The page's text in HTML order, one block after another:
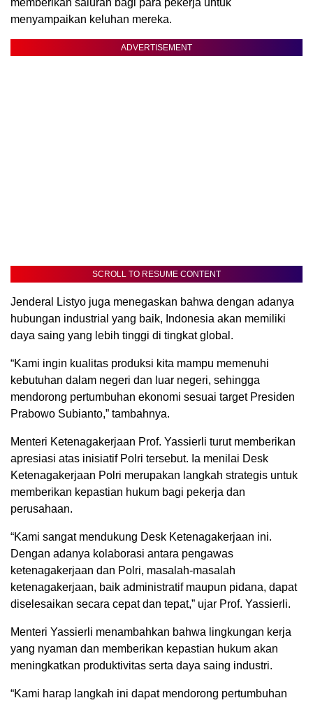
memberikan saluran bagi para pekerja untuk
menyampaikan keluhan mereka.
ADVERTISEMENT
SCROLL TO RESUME CONTENT
Jenderal Listyo juga menegaskan bahwa dengan adanya
hubungan industrial yang baik, Indonesia akan memiliki
daya saing yang lebih tinggi di tingkat global.
“Kami ingin kualitas produksi kita mampu memenuhi
kebutuhan dalam negeri dan luar negeri, sehingga
mendorong pertumbuhan ekonomi sesuai target Presiden
Prabowo Subianto,” tambahnya.
Menteri Ketenagakerjaan Prof. Yassierli turut memberikan
apresiasi atas inisiatif Polri tersebut. Ia menilai Desk
Ketenagakerjaan Polri merupakan langkah strategis untuk
memberikan kepastian hukum bagi pekerja dan
perusahaan.
“Kami sangat mendukung Desk Ketenagakerjaan ini.
Dengan adanya kolaborasi antara pengawas
ketenagakerjaan dan Polri, masalah-masalah
ketenagakerjaan, baik administratif maupun pidana, dapat
diselesaikan secara cepat dan tepat,” ujar Prof. Yassierli.
Menteri Yassierli menambahkan bahwa lingkungan kerja
yang nyaman dan memberikan kepastian hukum akan
meningkatkan produktivitas serta daya saing industri.
“Kami harap langkah ini dapat mendorong pertumbuhan